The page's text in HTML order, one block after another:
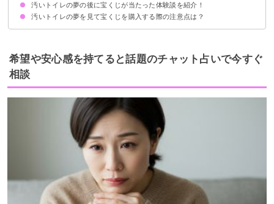
①汚いトイレを掃除しているかどうか
②汚いトイレで用を足しているかどうか
③汚いトイレに排泄物があるかどうか
汚いトイレの夢の後に宝くじが当たった体験談を紹介！
体験談①汚れたトイレに尿をする夢
体験談②汚いトイレで用を足す夢
体験談③汚いトイレから汚物が溢れている夢
汚いトイレの夢を見て宝くじを購入する際の注意点は？
汚いトイレの夢を見たら宝くじはなるべく早く買うべき
金運が下がるので夢の内容は人に話さない
希望や安心感を持てると話題のチャット占いで今すぐ
相談